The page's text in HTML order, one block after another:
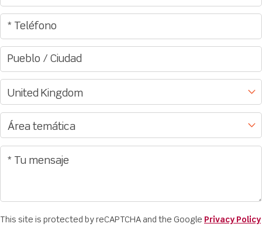
This site is protected by reCAPTCHA and the Google Privacy Policy